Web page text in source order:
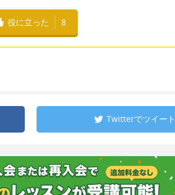
役に立った 8
Twitterでツイート